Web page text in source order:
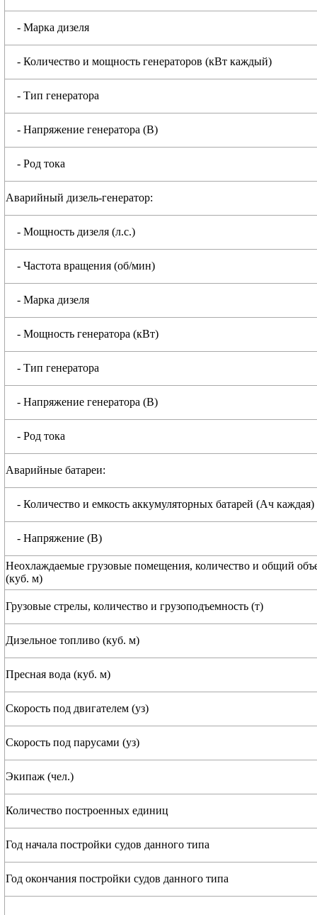
- Марка дизеля
- Количество и мощность генераторов (кВт каждый)
- Тип генератора
- Напряжение генератора (В)
- Род тока
Аварийный дизель-генератор:
- Мощность дизеля (л.с.)
- Частота вращения (об/мин)
- Марка дизеля
- Мощность генератора (кВт)
- Тип генератора
- Напряжение генератора (В)
- Род тока
Аварийные батареи:
- Количество и емкость аккумуляторных батарей (Ач каждая)
- Напряжение (В)
Неохлаждаемые грузовые помещения, количество и общий
(куб. м)
Грузовые стрелы, количество и грузоподъемность (т)
Дизельное топливо (куб. м)
Пресная вода (куб. м)
Скорость под двигателем (уз)
Скорость под парусами (уз)
Экипаж (чел.)
Количество построенных единиц
Год начала постройки судов данного типа
Год окончания постройки судов данного типа